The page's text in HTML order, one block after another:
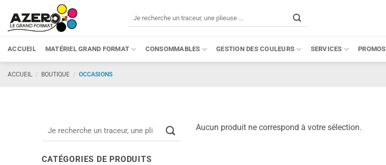
contenu
ACCUEIL MATÉRIEL GRAND FORMAT CONSOMMABLES GESTION DES COULEURS SERVICES PROMOS
ACCUEIL / BOUTIQUE / OCCASIONS
Recherche
CATÉGORIES DE PRODUITS
Aucun produit ne correspond à votre sélection.